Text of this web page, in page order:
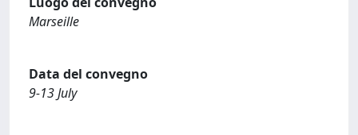
Marseille
Data del convegno
9-13 July